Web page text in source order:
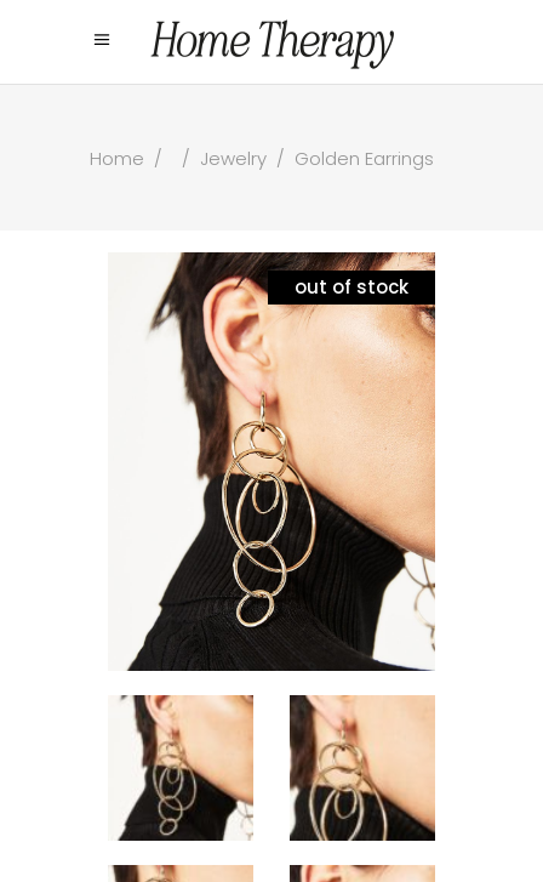
Home / / Jewelry / Golden Earrings
out of stock